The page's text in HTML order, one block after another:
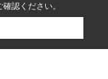
確認ください。